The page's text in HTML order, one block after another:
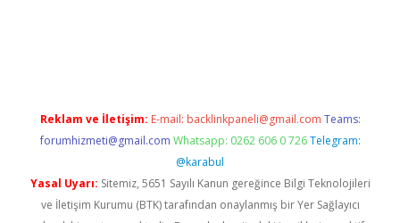
Reklam ve İletişim: E-mail: backlinkpaneli@gmail.com Teams:
forumhizmeti@gmail.com Whatsapp: 0262 606 0 726 Telegram:
@karabul
Yasal Uyarı: Sitemiz, 5651 Sayılı Kanun gereğince Bilgi Teknolojileri
ve İletişim Kurumu (BTK) tarafından onaylanmış bir Yer Sağlayıcı